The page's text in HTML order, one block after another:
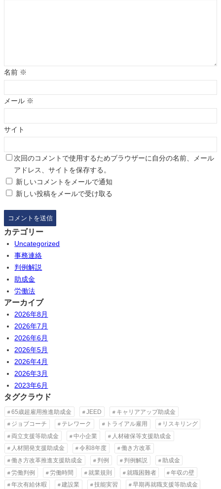
名前 ※
メール ※
サイト
次回のコメントで使用するためブラウザーに自分の名前、メール
アドレス、サイトを保存する。
新しいコメントをメールで通知
新しい投稿をメールで受け取る
カテゴリー
Uncategorized
事務連絡
判例解説
助成金
労働法
アーカイブ
2026年8月
2026年7月
2026年6月
2026年5月
2026年4月
2026年3月
2023年6月
タグクラウド
65歳超雇用推進助成金 JEED
キャリアアップ助成金
ジョブコーチ
テレワーク トライアル雇用
リスキリング
両立支援等助成金
中小企業
人材確保等支援助成金
人材開発支援助成金
令和8年度
働き方改革
働き方改革推進支援助成金
判例 判例解説
助成金
労働判例
労働時間 就業規則 就職困難者
年収の壁
年次有給休暇
建設業 技能実習
早期再就職支援等助成金